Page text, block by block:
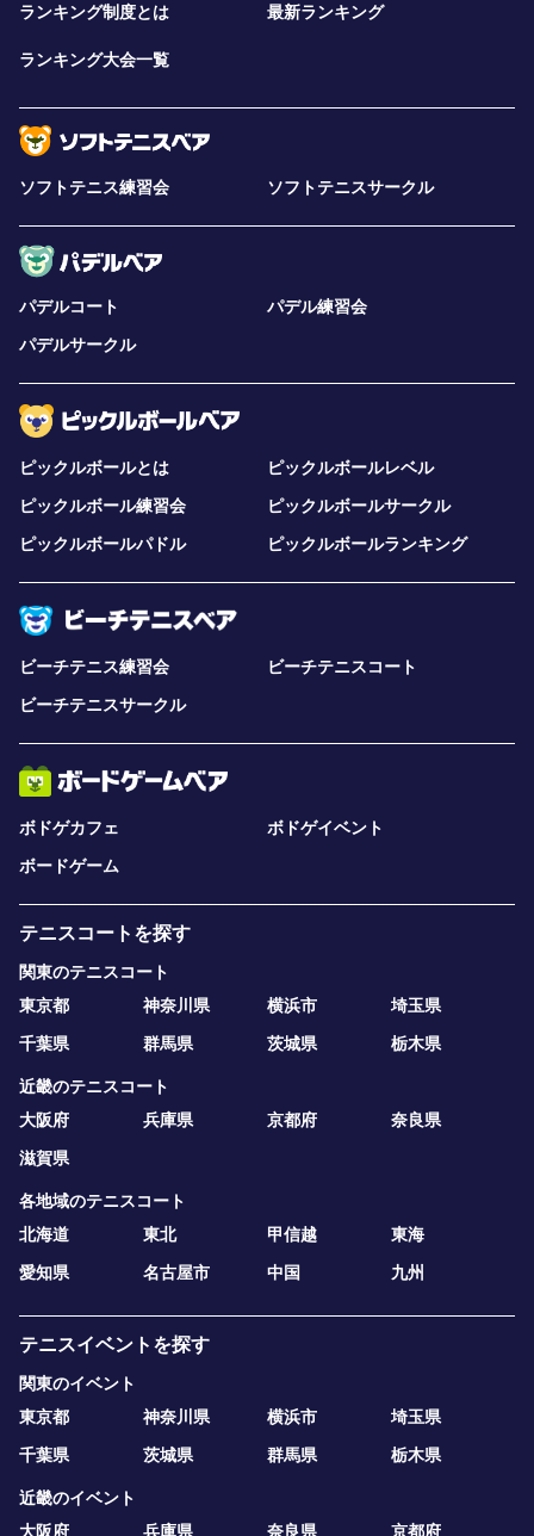
ランキング制度とは 最新ランキング
ランキング大会一覧
ソフトテニス練習会 ソフトテニスサークル
パデルコート
パデル練習会
パデルサークル
ピックルボールとは
ピックルボールレベル
ピックルボール練習会
ピックルボールサークル
ピックルボールパドル
ピックルボールランキング
ビーチテニス練習会
ビーチテニスコート
ビーチテニスサークル
ボドゲカフェ
ボドゲイベント
ボードゲーム
テニスコートを探す
関東のテニスコート
東京都
神奈川県 横浜市
埼玉県
千葉県
群馬県 茨城県 栃木県
近畿のテニスコート
大阪府
兵庫県 京都府
奈良県
滋賀県
各地域のテニスコート
北海道
東北 甲信越
東海
愛知県
名古屋市 中国 九州
テニスイベントを探す
関東のイベント
東京都
神奈川県 横浜市
埼玉県
千葉県
茨城県 群馬県 栃木県
近畿のイベント
大阪府
兵庫県 奈良県 京都府